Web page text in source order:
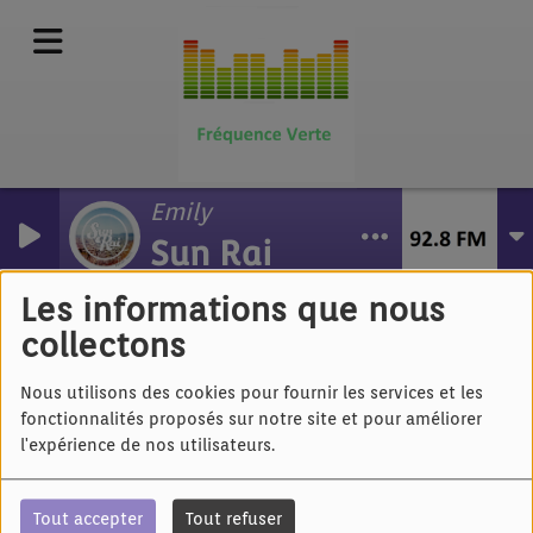
Les informations que nous
collectons
Nous utilisons des cookies pour fournir les services et les
fonctionnalités proposés sur notre site et pour améliorer
l'expérience de nos utilisateurs.
Tout accepter Tout refuser
Emily
Sun Rai
Julien Doré - Barracuda
II